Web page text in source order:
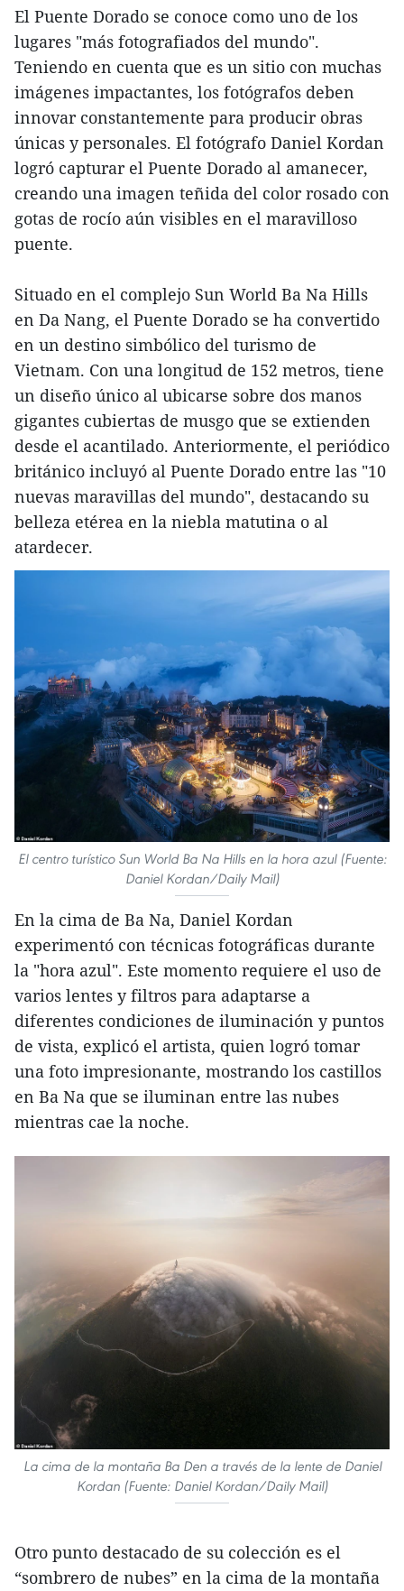
El Puente Dorado se conoce como uno de los
lugares "más fotografiados del mundo".
Teniendo en cuenta que es un sitio con muchas
imágenes impactantes, los fotógrafos deben
innovar constantemente para producir obras
únicas y personales. El fotógrafo Daniel Kordan
logró capturar el Puente Dorado al amanecer,
creando una imagen teñida del color rosado con
gotas de rocío aún visibles en el maravilloso
puente.
Situado en el complejo Sun World Ba Na Hills
en Da Nang, el Puente Dorado se ha convertido
en un destino simbólico del turismo de
Vietnam. Con una longitud de 152 metros, tiene
un diseño único al ubicarse sobre dos manos
gigantes cubiertas de musgo que se extienden
desde el acantilado. Anteriormente, el periódico
británico incluyó al Puente Dorado entre las "10
nuevas maravillas del mundo", destacando su
belleza etérea en la niebla matutina o al
atardecer.
El centro turístico Sun World Ba Na Hills en la hora azul (Fuente:
Daniel Kordan/Daily Mail)
En la cima de Ba Na, Daniel Kordan
experimentó con técnicas fotográficas durante
la "hora azul". Este momento requiere el uso de
varios lentes y filtros para adaptarse a
diferentes condiciones de iluminación y puntos
de vista, explicó el artista, quien logró tomar
una foto impresionante, mostrando los castillos
en Ba Na que se iluminan entre las nubes
mientras cae la noche.
La cima de la montaña Ba Den a través de la lente de Daniel
Kordan (Fuente: Daniel Kordan/Daily Mail)
Otro punto destacado de su colección es el
“sombrero de nubes” en la cima de la montaña